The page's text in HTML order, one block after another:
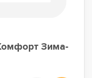
Зима-